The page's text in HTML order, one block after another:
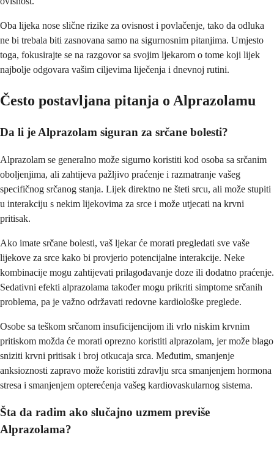
Oba lijeka nose slične rizike za ovisnost i povlačenje, tako da odluka
ne bi trebala biti zasnovana samo na sigurnosnim pitanjima. Umjesto
toga, fokusirajte se na razgovor sa svojim ljekarom o tome koji lijek
najbolje odgovara vašim ciljevima liječenja i dnevnoj rutini.
Često postavljana pitanja o Alprazolamu
Da li je Alprazolam siguran za srčane bolesti?
Alprazolam se generalno može sigurno koristiti kod osoba sa srčanim
oboljenjima, ali zahtijeva pažljivo praćenje i razmatranje vašeg
specifičnog srčanog stanja. Lijek direktno ne šteti srcu, ali može stupiti
u interakciju s nekim lijekovima za srce i može utjecati na krvni
pritisak.
Ako imate srčane bolesti, vaš ljekar će morati pregledati sve vaše
lijekove za srce kako bi provjerio potencijalne interakcije. Neke
kombinacije mogu zahtijevati prilagođavanje doze ili dodatno praćenje.
Sedativni efekti alprazolama također mogu prikriti simptome srčanih
problema, pa je važno održavati redovne kardiološke preglede.
Osobe sa teškom srčanom insuficijencijom ili vrlo niskim krvnim
pritiskom možda će morati oprezno koristiti alprazolam, jer može blago
sniziti krvni pritisak i broj otkucaja srca. Međutim, smanjenje
anksioznosti zapravo može koristiti zdravlju srca smanjenjem hormona
stresa i smanjenjem opterećenja vašeg kardiovaskularnog sistema.
Šta da radim ako slučajno uzmem previše
Alprazolama?